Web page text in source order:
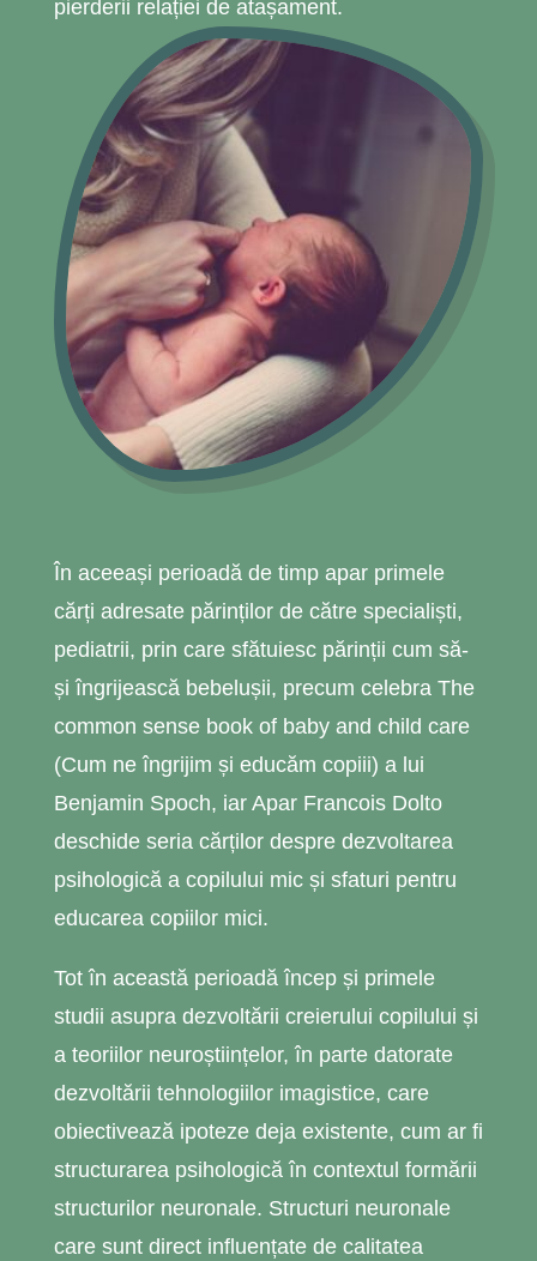
pierderii relației de atașament.
În aceeași perioadă de timp apar primele
cărți adresate părinților de către specialiști,
pediatrii, prin care sfătuiesc părinții cum să-
și îngrijească bebelușii, precum celebra The
common sense book of baby and child care
(Cum ne îngrijim și educăm copiii) a lui
Benjamin Spoch, iar Apar Francois Dolto
deschide seria cărților despre dezvoltarea
psihologică a copilului mic și sfaturi pentru
educarea copiilor mici.
Tot în această perioadă încep și primele
studii asupra dezvoltării creierului copilului și
a teoriilor neuroștiințelor, în parte datorate
dezvoltării tehnologiilor imagistice, care
obiectivează ipoteze deja existente, cum ar fi
structurarea psihologică în contextul formării
structurilor neuronale. Structuri neuronale
care sunt direct influențate de calitatea